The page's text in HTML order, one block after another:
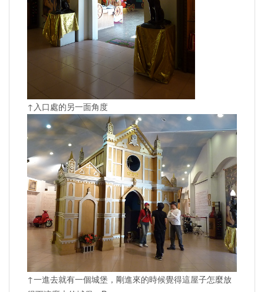
↑入口處的另一面角度
↑一進去就有一個城堡，剛進來的時候覺得這屋子怎麼放